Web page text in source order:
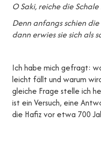
O Saki, reiche die
Denn anfangs schien
dann erwies sie sich als
Ich habe mich gefragt:
leicht fällt und warum
gleiche Frage stelle ich
ist ein Versuch, eine
die Hafiz vor etwa 700